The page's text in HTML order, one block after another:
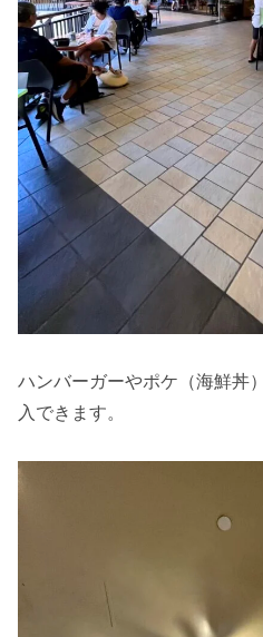
ハンバーガーやポケ（海鮮丼
入できます。